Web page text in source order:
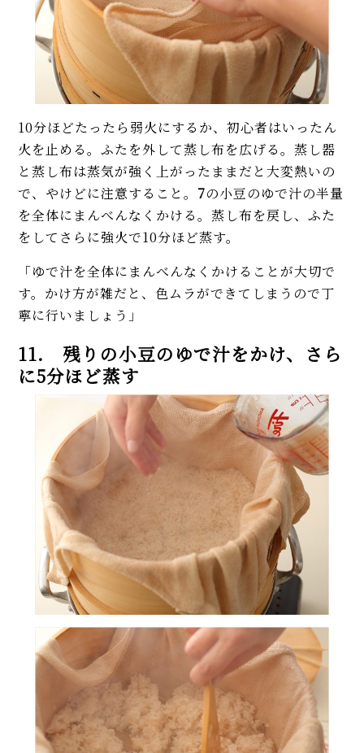
10分ほどたったら弱火にするか、初心者はいったん
火を止める。ふたを外して蒸し布を広げる。蒸し器
と蒸し布は蒸気が強く上がったままだと大変熱いの
で、やけどに注意すること。 7の小豆のゆで汁の半量
を全体にまんべんなくかける。蒸し布を戻し、ふた
をしてさらに強火で10分ほど蒸す。
「ゆで汁を全体にまんべんなくかけることが大切で
す。かけ方が雑だと、色ムラができてしまうので丁
寧に行いましょう」
11. 残りの小豆のゆで汁をかけ、さら
に5分ほど蒸す